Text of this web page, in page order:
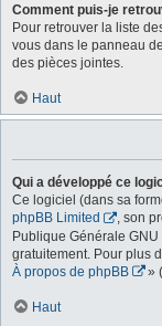
Comment puis-je
Pour retrouver la liste
vous dans le panneau
des pièces jointes.
Haut
Qui a développé ce
Ce logiciel (dans sa
phpBB Limited
, son
Publique Générale
gratuitement. Pour plus
À propos de phpBB
»
Haut